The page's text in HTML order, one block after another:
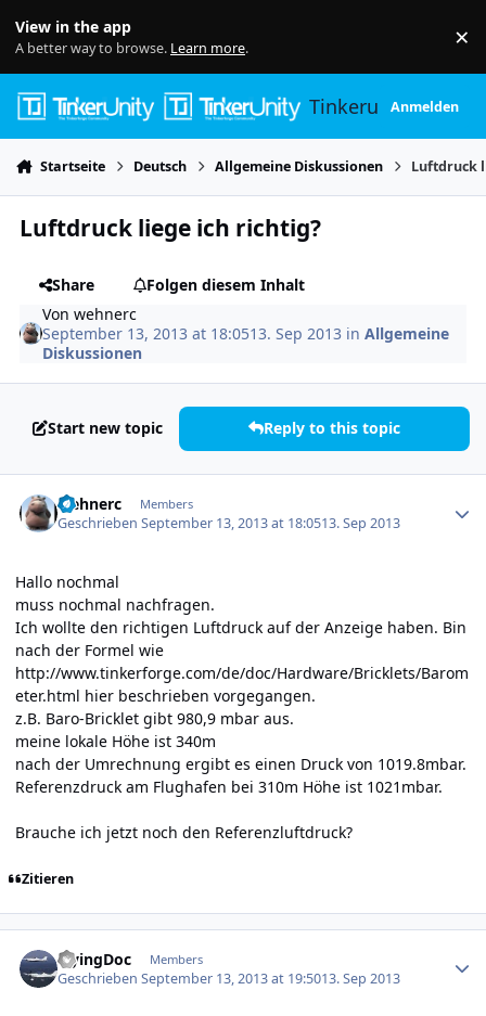
View in the app
A better way to browse. Learn more. ×
TinkerunityAnmelden
Startseite Deutsch Allgemeine Diskussionen Luftdruck
Luftdruck liege ich richtig?
Share
Folgen diesem Inhalt
Vonwehnerc
September 13, 2013 at 18:0513. Sep 2013 inAllgemeine
Diskussionen
Start new topic Reply to this topic
wehnerc Members
GeschriebenSeptember 13, 2013 at 18:0513. Sep 2013
Hallo nochmal
muss nochmal nachfragen.
Ich wollte den richtigen Luftdruck auf der Anzeige haben. Bin
nach der Formel wie
http://www.tinkerforge.com/de/doc/Hardware/Bricklets/Barom
eter.html hier beschrieben vorgegangen.
z.B. Baro-Bricklet gibt 980,9 mbar aus.
meine lokale Höhe ist 340m
nach der Umrechnung ergibt es einen Druck von 1019.8mbar.
Referenzdruck am Flughafen bei 310m Höhe ist 1021mbar.
Brauche ich jetzt noch den Referenzluftdruck?
Zitieren
FlyingDoc Members
GeschriebenSeptember 13, 2013 at 19:5013. Sep 2013